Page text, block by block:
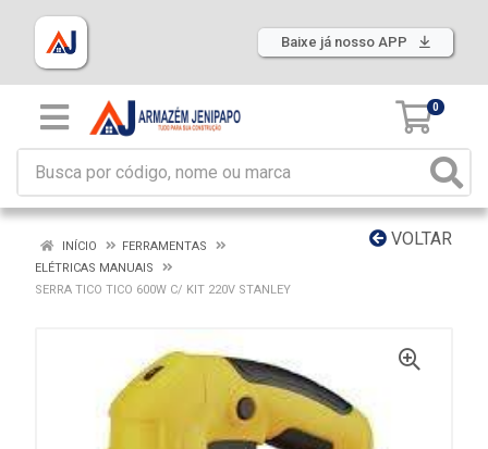
Baixe já nosso APP
0
VOLTAR
INÍCIO
FERRAMENTAS
ELÉTRICAS MANUAIS
SERRA TICO TICO 600W C/ KIT 220V STANLEY